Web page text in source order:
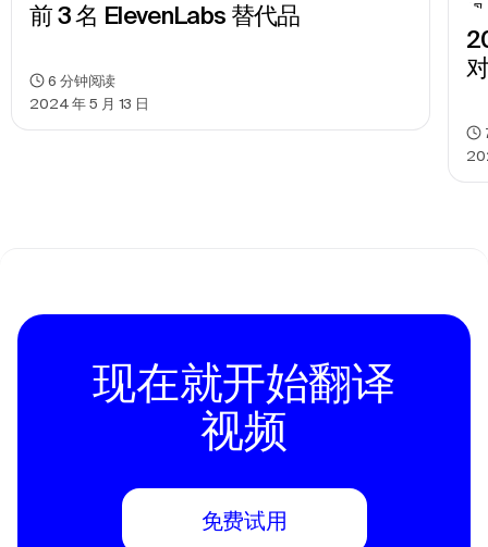
前 3 名 ElevenLabs 替代品
2024 年 5 月 13 日
6 分钟阅读
现在就开始翻译
视频
免费试用